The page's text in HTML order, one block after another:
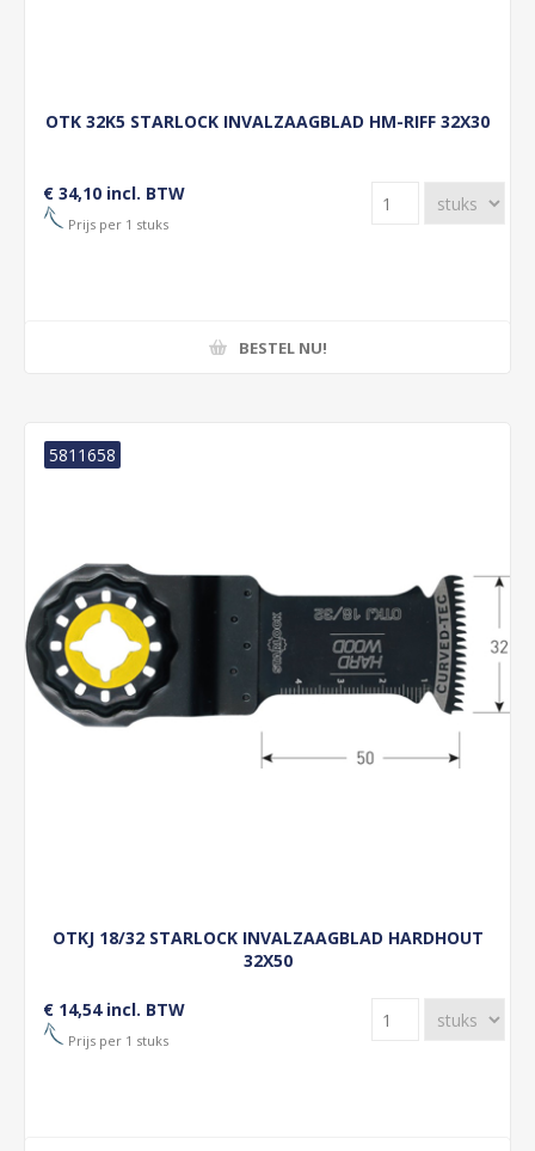
OTK 32K5 STARLOCK INVALZAAGBLAD HM-RIFF 32X30
€ 34,10 incl. BTW
Prijs per 1 stuks
BESTEL NU!
OTKJ 18/32 STARLOCK INVALZAAGBLAD HARDHOUT
32X50
5811658
€ 14,54 incl. BTW
Prijs per 1 stuks